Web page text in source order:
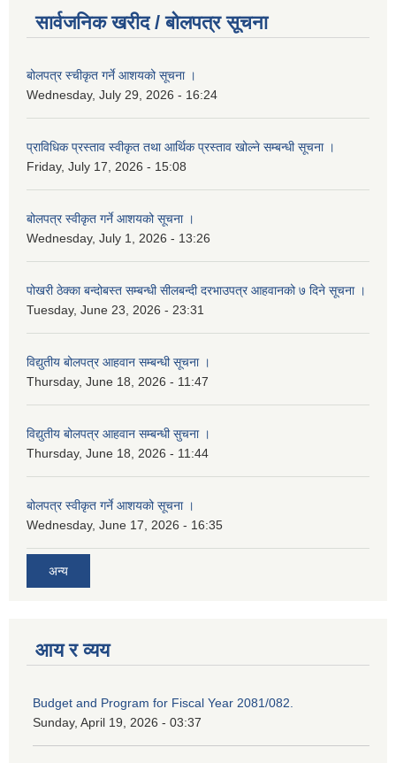
सार्वजनिक खरीद / बोलपत्र सूचना
बोलपत्र स्चीकृत गर्ने आशयको सूचना ।
Wednesday, July 29, 2026 - 16:24
प्राविधिक प्रस्ताव स्वीकृत तथा आर्थिक प्रस्ताव खोल्ने सम्बन्धी सूचना ।
Friday, July 17, 2026 - 15:08
बोलपत्र स्वीकृत गर्ने आशयको सूचना ।
Wednesday, July 1, 2026 - 13:26
पोखरी ठेक्का बन्दोबस्त सम्बन्धी सीलबन्दी दरभाउपत्र आहवानको ७ दिने सूचना ।
Tuesday, June 23, 2026 - 23:31
विद्युतीय बोलपत्र आहवान सम्बन्धी सूचना ।
Thursday, June 18, 2026 - 11:47
विद्युतीय बोलपत्र आहवान सम्बन्धी सुचना ।
Thursday, June 18, 2026 - 11:44
बोलपत्र स्वीकृत गर्ने आशयको सूचना ।
Wednesday, June 17, 2026 - 16:35
अन्य
आय र व्यय
Budget and Program for Fiscal Year 2081/082.
Sunday, April 19, 2026 - 03:37